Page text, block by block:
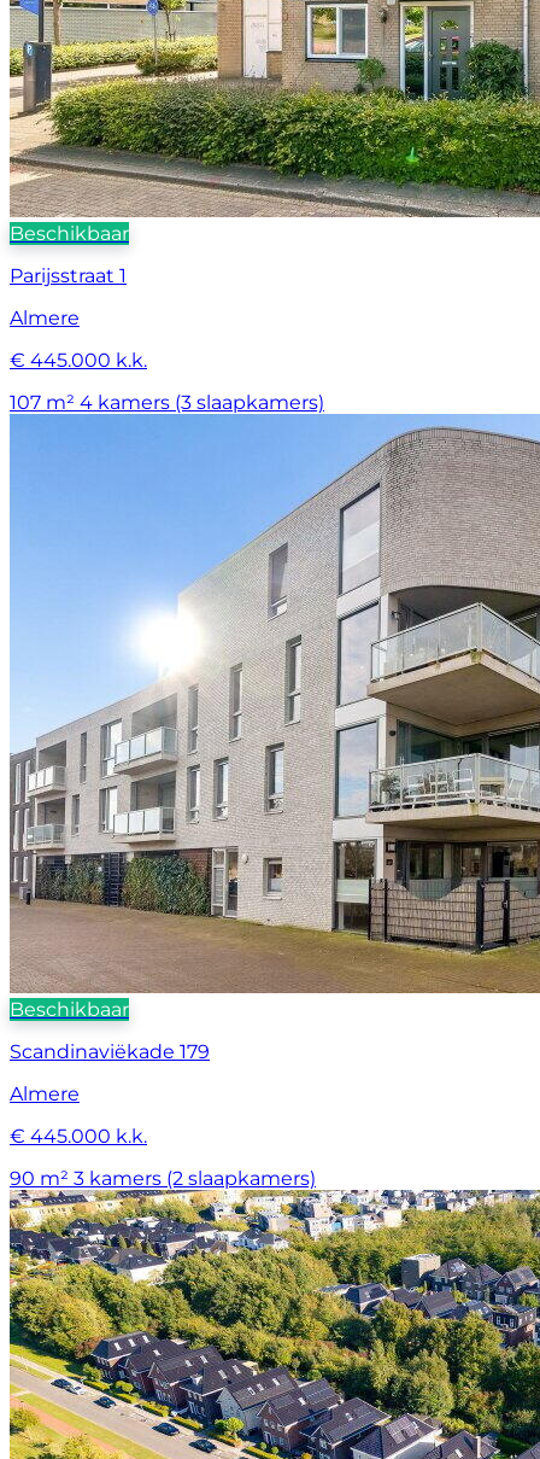
Beschikbaar
Parijsstraat 1
Almere
€ 445.000 k.k.
107 m² 4 kamers (3 slaapkamers)
Beschikbaar
Scandinaviëkade 179
Almere
€ 445.000 k.k.
90 m² 3 kamers (2 slaapkamers)